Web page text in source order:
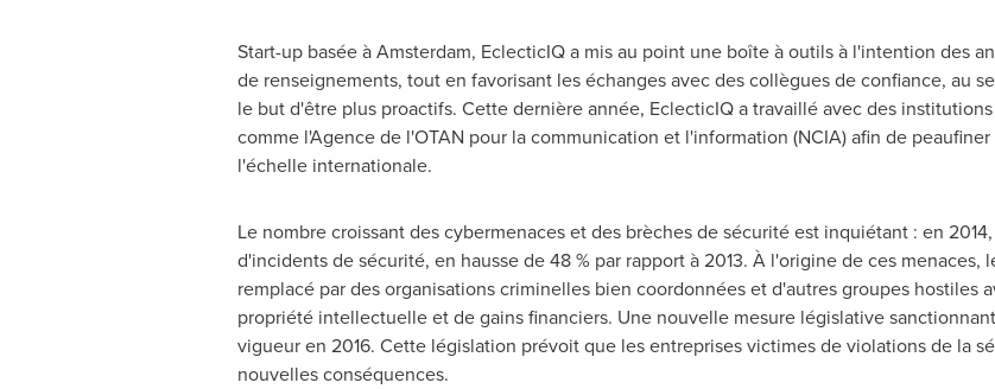
Start-up basée àAmsterdam, EclecticIQ a mis au point une boîte à outils à l'intention des
de renseignements, tout en favorisant les échanges avec des collègues de confiance, au
le but d'être plus proactifs. Cette dernière année, EclecticIQ a travaillé avec des
comme l'Agence de l'OTAN pour la communication et l'information (NCIA) afin de
l'échelle internationale.
Le nombre croissant des cybermenaces et des brèches de sécurité est inquiétant : en
d'incidents de sécurité, en hausse de 48 % par rapport à 2013. À l'origine de ces menaces,
remplacé par des organisations criminelles bien coordonnées et d'autres groupes hostiles
propriété intellectuelle et de gains financiers. Une nouvelle mesure législative
vigueur en 2016. Cette législation prévoit que les entreprises victimes de violations de la
nouvelles conséquences.